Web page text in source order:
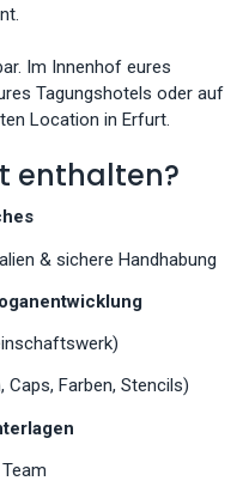
Im Innenhof eures
Tagungshotels oder auf
Location in Erfurt.
enthalten?
& sichere Handhabung
Caps, Farben, Stencils)